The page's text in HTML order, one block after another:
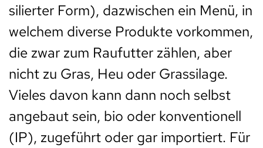
silierter Form), dazwischen ein Menü, in
welchem diverse Produkte vorkommen,
die zwar zum Raufutter zählen, aber
nicht zu Gras, Heu oder Grassilage.
Vieles davon kann dann noch selbst
angebaut sein, bio oder konventionell
(IP), zugeführt oder gar importiert. Für